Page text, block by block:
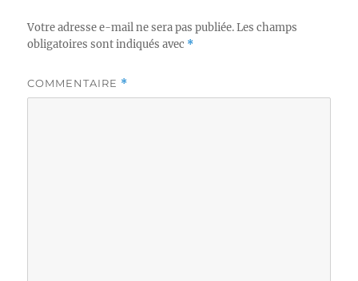
Votre adresse e-mail ne sera pas publiée. Les champs
obligatoires sont indiqués avec *
COMMENTAIRE *